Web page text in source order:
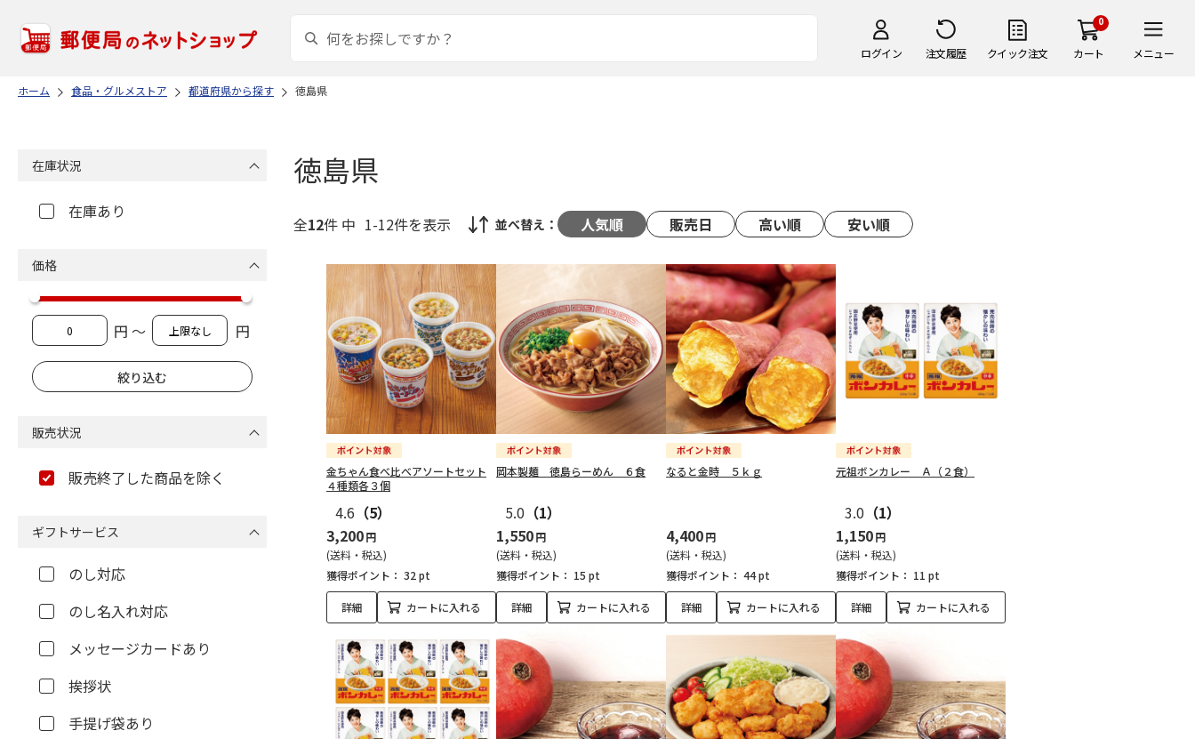
ログイン 注文履歴 クイック注文
0
カート メニュー
ホーム 食品・グルメストア 都道府県から探す 徳島県
徳島県
全12件 中 1-12件を表示 並べ替え： 人気順 販売日 高い順 安い順
金ちゃん食べ比べアソートセット
４種類各３個
4.6 （5）
3,200円
(送料・税込)
獲得ポイント： 32 pt
詳細 カートに入れる
岡本製麺 徳島らーめん ６食
5.0 （1）
1,550円
(送料・税込)
獲得ポイント： 15 pt
詳細 カートに入れる
なると金時 ５ｋｇ
4,400円
(送料・税込)
獲得ポイント： 44 pt
詳細 カートに入れる
元祖ボンカレー Ａ（２食）
3.0 （1）
1,150円
(送料・税込)
獲得ポイント： 11 pt
詳細 カートに入れる
在庫状況
在庫あり
価格
円 ～ 円
販売状況
販売終了した商品を除く
ギフトサービス
のし対応
のし名入れ対応
メッセージカードあり
挨拶状
手提げ袋あり